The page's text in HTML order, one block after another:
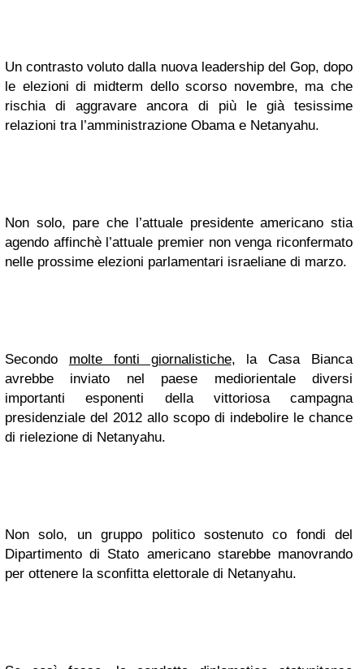
Un contrasto voluto dalla nuova leadership del Gop, dopo
le elezioni di midterm dello scorso novembre, ma che
rischia di aggravare ancora di più le già tesissime
relazioni tra l’amministrazione Obama e Netanyahu.
Non solo, pare che l’attuale presidente americano stia
agendo affinchè l’attuale premier non venga riconfermato
nelle prossime elezioni parlamentari israeliane di marzo.
Secondo molte fonti giornalistiche, la Casa Bianca
avrebbe inviato nel paese mediorientale diversi
importanti esponenti della vittoriosa campagna
presidenziale del 2012 allo scopo di indebolire le chance
di rielezione di Netanyahu.
Non solo, un gruppo politico sostenuto co fondi del
Dipartimento di Stato americano starebbe manovrando
per ottenere la sconfitta elettorale di Netanyahu.